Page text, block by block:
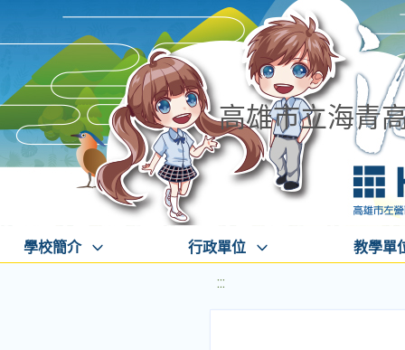
高雄市立海青
學校簡介 行政單位 教學單
:::